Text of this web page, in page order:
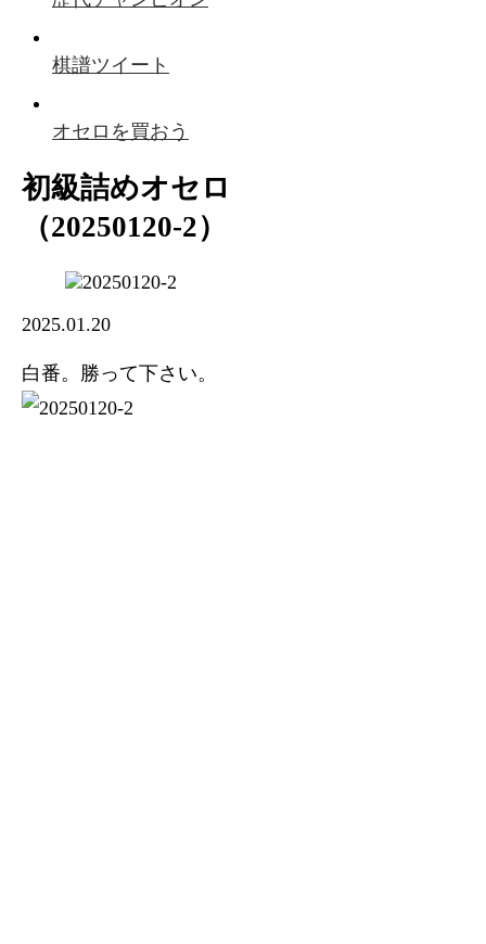
棋譜ツイート
オセロを買おう
初級詰めオセロ
（20250120-2）
2025.01.20
白番。勝って下さい。